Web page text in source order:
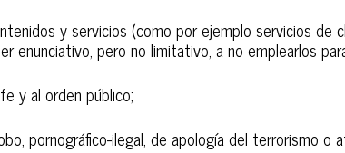
y servicios (como por ejemplo servicios
enunciativo, pero no limitativo, a no emplearlos
y al orden público;
pornográfico-ilegal, de apología del terrorismo o